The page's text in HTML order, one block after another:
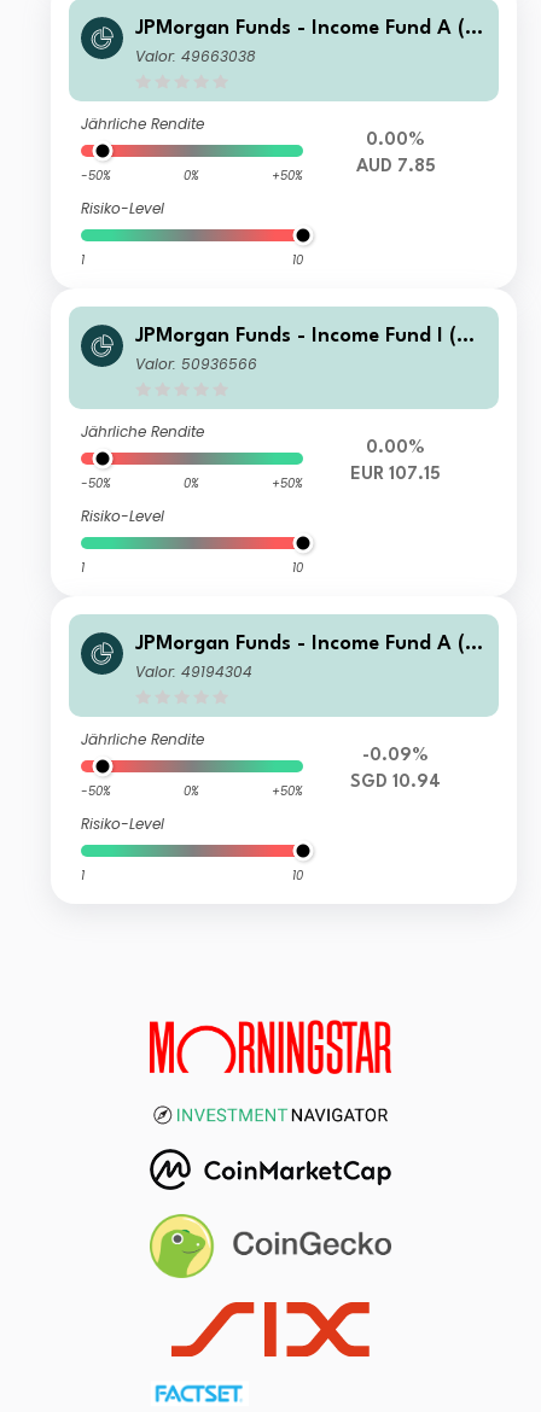
JPMorgan Funds - Income Fund A (m
th) AUD (hedged)
Valor: 49663038
Jährliche Rendite
-50% 0% +50%
Risiko-Level
1 10
0.00%
AUD 7.85
JPMorgan Funds - Income Fund I (ac
c) EUR (hedged)
Valor: 50936566
Jährliche Rendite
-50% 0% +50%
Risiko-Level
1 10
0.00%
EUR 107.15
JPMorgan Funds - Income Fund A (a
cc) SGD (hedged)
Valor: 49194304
Jährliche Rendite
-50% 0% +50%
Risiko-Level
1 10
-0.09%
SGD 10.94